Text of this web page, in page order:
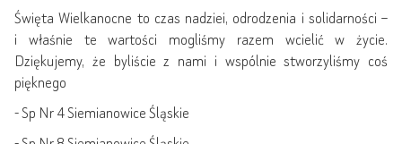
Święta Wielkanocne to czas nadziei, odrodzenia i solidarności –
i właśnie te wartości mogliśmy razem wcielić w życie.
Dziękujemy, że byliście z nami i wspólnie stworzyliśmy coś
pięknego
- Sp Nr 4 Siemianowice Śląskie